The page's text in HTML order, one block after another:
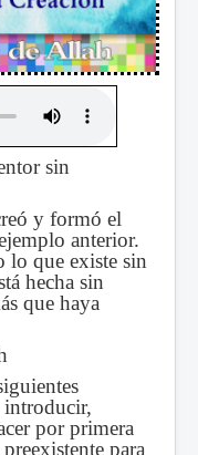
sin
y formó el
anterior.
lo que existe sin
hecha sin
que haya
introducir,
por primera
para